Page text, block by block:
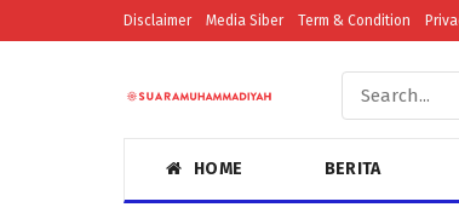
Disclaimer Media Siber Term & Condition
HOME BERITA